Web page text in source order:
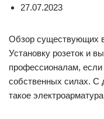
27.07.2023
Обзор существующих
Установку розеток и
профессионалам,
собственных силах. С
такое